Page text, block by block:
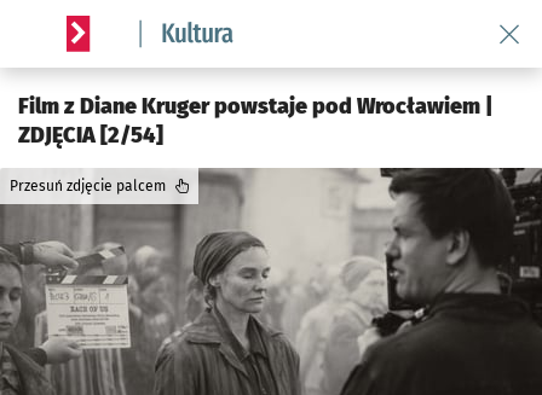
Serwis informacyjny wroclaw.pl podserwis: Kultura
Film z Diane Kruger powstaje pod Wrocławiem |
ZDJĘCIA [2/54]
Przesuń zdjęcie palcem